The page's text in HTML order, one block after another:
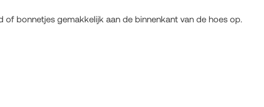
of bonnetjes gemakkelijk aan de binnenkant van de hoes op.